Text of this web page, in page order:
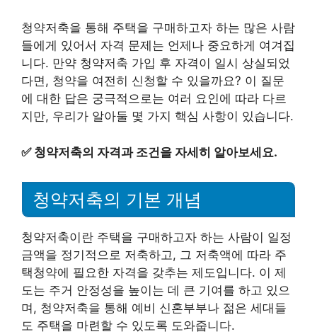
청약저축을 통해 주택을 구매하고자 하는 많은 사람
들에게 있어서 자격 문제는 언제나 중요하게 여겨집
니다. 만약 청약저축 가입 후 자격이 일시 상실되었
다면, 청약을 여전히 신청할 수 있을까요? 이 질문
에 대한 답은 궁극적으로는 여러 요인에 따라 다르
지만, 우리가 알아둘 몇 가지 핵심 사항이 있습니다.
✅ 청약저축의 자격과 조건을 자세히 알아보세요.
청약저축의 기본 개념
청약저축이란 주택을 구매하고자 하는 사람이 일정
금액을 정기적으로 저축하고, 그 저축액에 따라 주
택청약에 필요한 자격을 갖추는 제도입니다. 이 제
도는 주거 안정성을 높이는 데 큰 기여를 하고 있으
며, 청약저축을 통해 예비 신혼부부나 젊은 세대들
도 주택을 마련할 수 있도록 도와줍니다.